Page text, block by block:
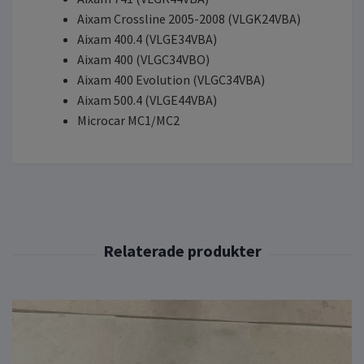
Aixam Crossline 2005-2008 (VLGK24VBA)
Aixam 400.4 (VLGE34VBA)
Aixam 400 (VLGC34VBO)
Aixam 400 Evolution (VLGC34VBA)
Aixam 500.4 (VLGE44VBA)
Microcar MC1/MC2